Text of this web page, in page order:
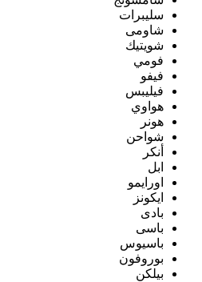
سليبرات
شاومى
شويتيك
فومي
فيفو
فيليبس
هواوي
هونر
شواحن
أنكر
ابل
اورايمو
ايكونز
بادى
باسى
باسيوس
بوروفون
بيلكن